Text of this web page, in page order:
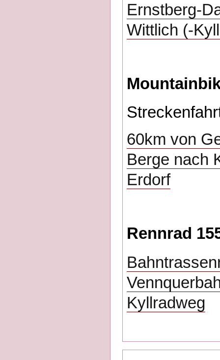
Ernstberg-
Wittlich (-
60km von
Berge nach
Erdorf
Rennrad
Kyllradweg